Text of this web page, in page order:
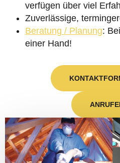
verfügen über viel
Zuverlässige,
Beratung / Planung:
einer Hand!